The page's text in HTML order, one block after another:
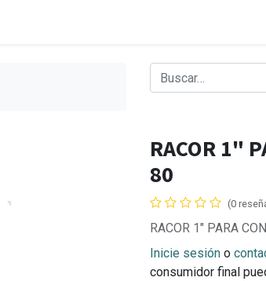
RACOR 1"
80
(0
RACOR 1" PARA
Inicie sesión o
consumidor final